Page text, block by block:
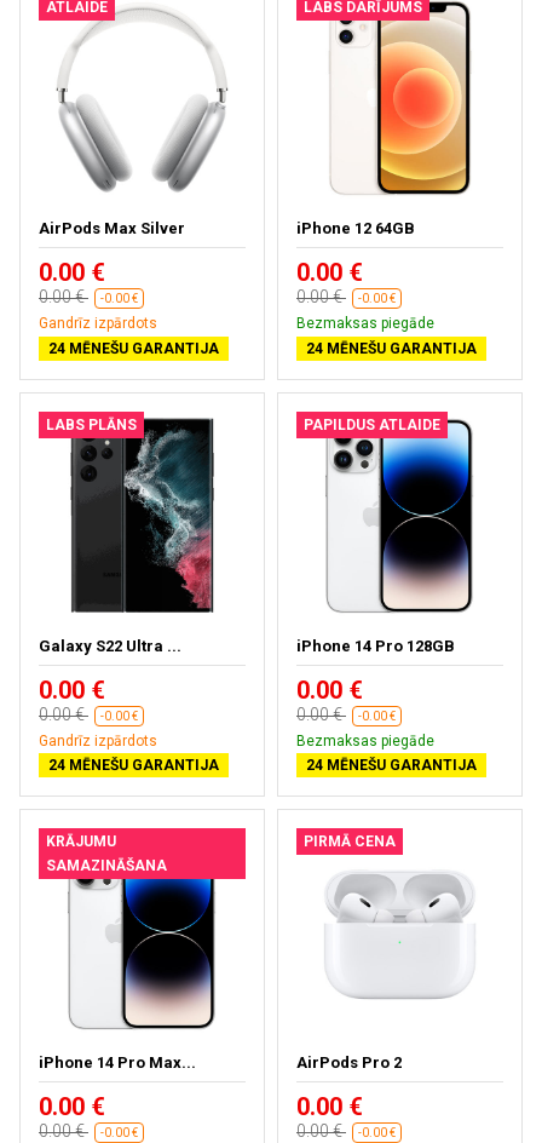
ATLAIDE
AirPods Max Silver
0.00 €
0.00 € -0.00 €
Gandrīz izpārdots
24 MĒNEŠU GARANTIJA
LABS DARĪJUMS
iPhone 12 64GB
0.00 €
0.00 € -0.00 €
Bezmaksas piegāde
24 MĒNEŠU GARANTIJA
LABS PLĀNS
Galaxy S22 Ultra ...
0.00 €
0.00 € -0.00 €
Gandrīz izpārdots
24 MĒNEŠU GARANTIJA
PAPILDUS ATLAIDE
iPhone 14 Pro 128GB
0.00 €
0.00 € -0.00 €
Bezmaksas piegāde
24 MĒNEŠU GARANTIJA
KRĀJUMU
SAMAZINĀŠANA
iPhone 14 Pro Max...
0.00 €
0.00 € -0.00 €
PIRMĀ CENA
AirPods Pro 2
0.00 €
0.00 € -0.00 €